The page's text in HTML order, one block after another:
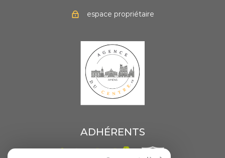
espace propriétaire
ADHÉRENTS